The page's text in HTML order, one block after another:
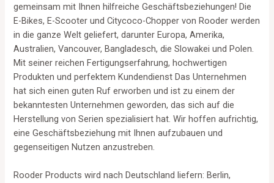
gemeinsam mit Ihnen hilfreiche Geschäftsbeziehungen! Die
E-Bikes, E-Scooter und Citycoco-Chopper von Rooder werden
in die ganze Welt geliefert, darunter Europa, Amerika,
Australien, Vancouver, Bangladesch, die Slowakei und Polen.
Mit seiner reichen Fertigungserfahrung, hochwertigen
Produkten und perfektem Kundendienst Das Unternehmen
hat sich einen guten Ruf erworben und ist zu einem der
bekanntesten Unternehmen geworden, das sich auf die
Herstellung von Serien spezialisiert hat. Wir hoffen aufrichtig,
eine Geschäftsbeziehung mit Ihnen aufzubauen und
gegenseitigen Nutzen anzustreben.
Rooder Products wird nach Deutschland liefern: Berlin,